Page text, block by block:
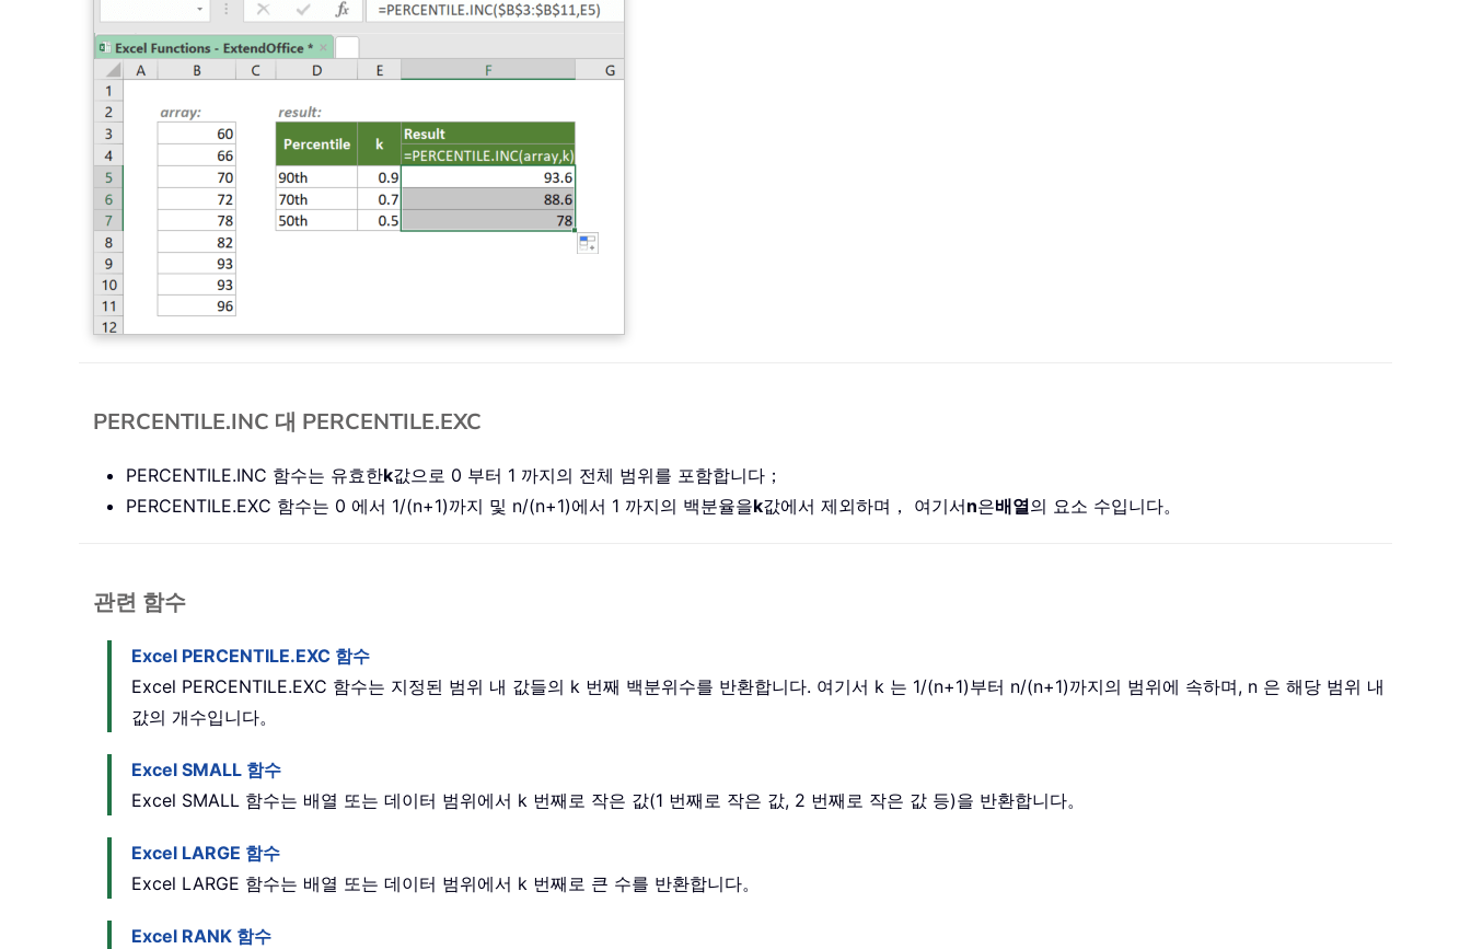
PERCENTILE.INC 대 PERCENTILE.EXC
PERCENTILE.INC 함수는 유효한k값으로 0 부터 1 까지의 전체 범위를 포함합니다；
PERCENTILE.EXC 함수는 0 에서 1/(n+1)까지 및 n/(n+1)에서 1 까지의 백분율을k값에서 제외하며， 여기서n은배열의 요소 수입니다。
관련 함수
Excel PERCENTILE.EXC 함수
Excel PERCENTILE.EXC 함수는 지정된 범위 내 값들의 k 번째 백분위수를 반환합니다. 여기서 k 는 1/(n+1)부터 n/(n+1)까지의 범위에 속하며, n 은 해당 범위 내
값의 개수입니다。
Excel SMALL 함수
Excel SMALL 함수는 배열 또는 데이터 범위에서 k 번째로 작은 값(1 번째로 작은 값, 2 번째로 작은 값 등)을 반환합니다。
Excel LARGE 함수
Excel LARGE 함수는 배열 또는 데이터 범위에서 k 번째로 큰 수를 반환합니다。
Excel RANK 함수